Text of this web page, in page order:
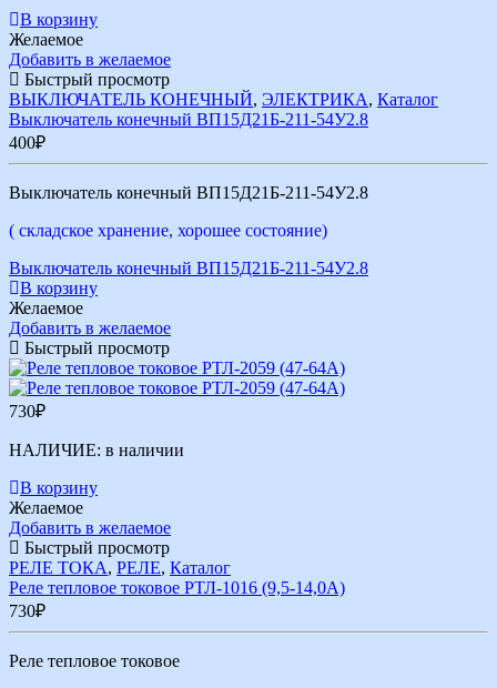
В корзину
Желаемое
Добавить в желаемое
Быстрый просмотр
ВЫКЛЮЧАТЕЛЬ КОНЕЧНЫЙ, ЭЛЕКТРИКА, Каталог
Выключатель конечный ВП15Д21Б-211-54У2.8
400₽
Выключатель конечный ВП15Д21Б-211-54У2.8
( складское хранение, хорошее состояние)
Выключатель конечный ВП15Д21Б-211-54У2.8
В корзину
Желаемое
Добавить в желаемое
Быстрый просмотр
730₽
НАЛИЧИЕ: в наличии
В корзину
Желаемое
Добавить в желаемое
Быстрый просмотр
РЕЛЕ ТОКА, РЕЛЕ, Каталог
Реле тепловое токовое РТЛ-1016 (9,5-14,0А)
730₽
Реле тепловое токовое